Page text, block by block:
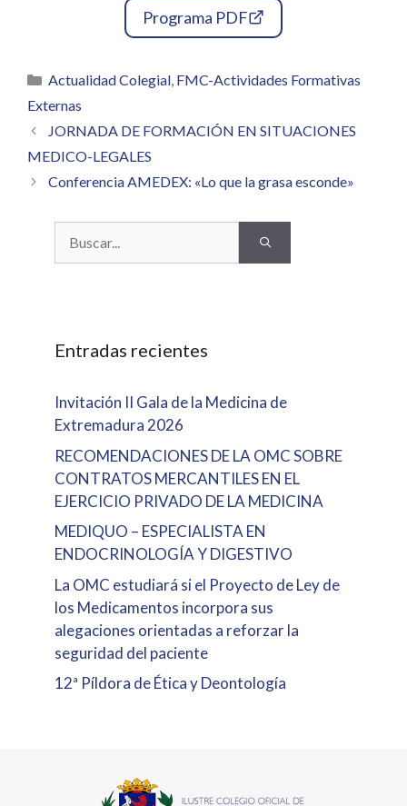
Programa PDF
Categorías
Actualidad Colegial, FMC-Actividades Formativas
Externas
JORNADA DE FORMACIÓN EN SITUACIONES
MEDICO-LEGALES
Conferencia AMEDEX: «Lo que la grasa esconde»
Entradas recientes
Invitación II Gala de la Medicina de
Extremadura 2026
RECOMENDACIONES DE LA OMC SOBRE
CONTRATOS MERCANTILES EN EL
EJERCICIO PRIVADO DE LA MEDICINA
MEDIQUO – ESPECIALISTA EN
ENDOCRINOLOGÍA Y DIGESTIVO
La OMC estudiará si el Proyecto de Ley de
los Medicamentos incorpora sus
alegaciones orientadas a reforzar la
seguridad del paciente
12ª Píldora de Ética y Deontología